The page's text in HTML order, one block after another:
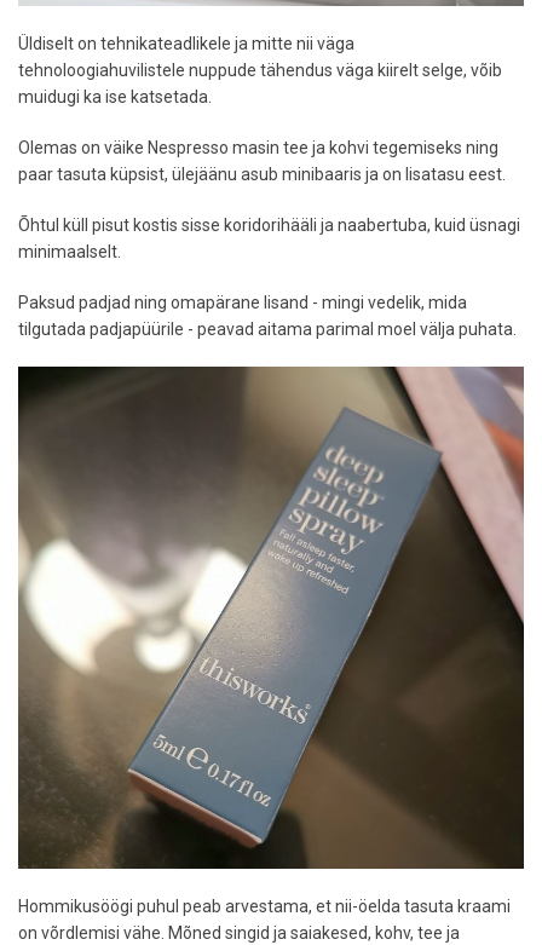
Üldiselt on tehnikateadlikele ja mitte nii väga
tehnoloogiahuvilistele nuppude tähendus väga kiirelt selge, võib
muidugi ka ise katsetada.
Olemas on väike Nespresso masin tee ja kohvi tegemiseks ning
paar tasuta küpsist, ülejäänu asub minibaaris ja on lisatasu eest.
Õhtul küll pisut kostis sisse koridorihääli ja naabertuba, kuid üsnagi
minimaalselt.
Paksud padjad ning omapärane lisand - mingi vedelik, mida
tilgutada padjapüürile - peavad aitama parimal moel välja puhata.
Hommikusöögi puhul peab arvestama, et nii-öelda tasuta kraami
on võrdlemisi vähe. Mõned singid ja saiakesed, kohv, tee ja